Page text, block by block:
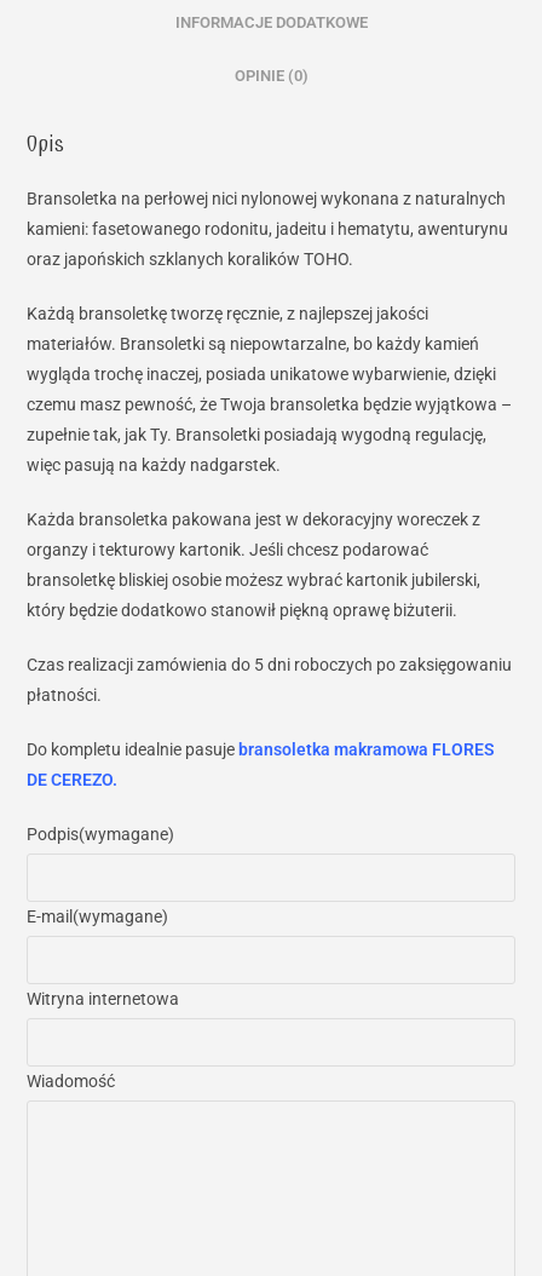
INFORMACJE DODATKOWE
OPINIE (0)
Opis
Bransoletka na perłowej nici nylonowej wykonana z naturalnych
kamieni: fasetowanego rodonitu, jadeitu i hematytu, awenturynu
oraz japońskich szklanych koralików TOHO.
Każdą bransoletkę tworzę ręcznie, z najlepszej jakości
materiałów. Bransoletki są niepowtarzalne, bo każdy kamień
wygląda trochę inaczej, posiada unikatowe wybarwienie, dzięki
czemu masz pewność, że Twoja bransoletka będzie wyjątkowa –
zupełnie tak, jak Ty. Bransoletki posiadają wygodną regulację,
więc pasują na każdy nadgarstek.
Każda bransoletka pakowana jest w dekoracyjny woreczek z
organzy i tekturowy kartonik. Jeśli chcesz podarować
bransoletkę bliskiej osobie możesz wybrać kartonik jubilerski,
który będzie dodatkowo stanowił piękną oprawę biżuterii.
Czas realizacji zamówienia do 5 dni roboczych po zaksięgowaniu
płatności.
Do kompletu idealnie pasuje bransoletka makramowa FLORES
DE CEREZO.
Podpis(wymagane)
E-mail (wymagane)
Witryna internetowa
Wiadomość